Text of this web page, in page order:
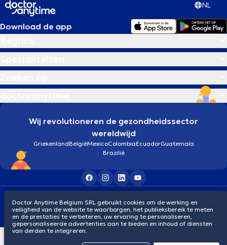
NL
Download de app
Wij revolutioneren de gezondheidssector
wereldwijd
GriekenlandBelgiëMexicoColombiaEcuadorGuatemala
Brazilië
© 2026 doctoranytime
Doctor Anytime Belgium SRL gebruikt cookies om de werking en
veiligheid van de website te waarborgen, het publieksbereik te meten
en de prestaties te verbeteren, uw ervaring te personaliseren,
gepersonaliseerde advertenties aan te bieden en inhoud of diensten
van derden te integreren.